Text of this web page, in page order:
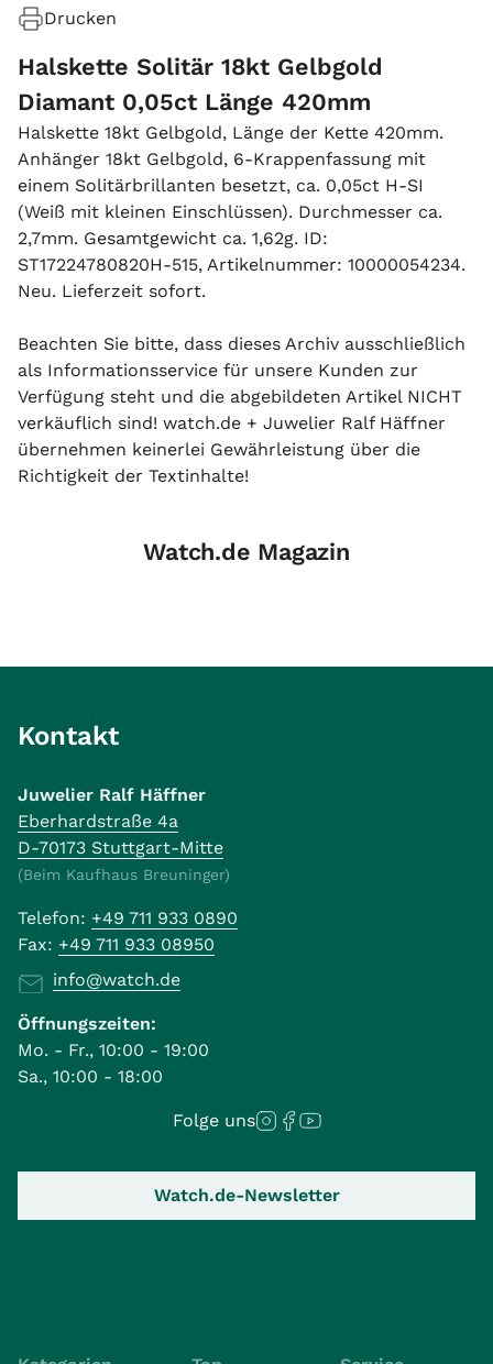
Drucken
Halskette Solitär 18kt Gelbgold
Diamant 0,05ct Länge 420mm
Halskette 18kt Gelbgold, Länge der Kette 420mm.
Anhänger 18kt Gelbgold, 6-Krappenfassung mit
einem Solitärbrillanten besetzt, ca. 0,05ct H-SI
(Weiß mit kleinen Einschlüssen). Durchmesser ca.
2,7mm. Gesamtgewicht ca. 1,62g. ID:
ST17224780820H-515, Artikelnummer: 10000054234.
Neu. Lieferzeit sofort.
Beachten Sie bitte, dass dieses Archiv ausschließlich
als Informationsservice für unsere Kunden zur
Verfügung steht und die abgebildeten Artikel NICHT
verkäuflich sind! watch.de + Juwelier Ralf Häffner
übernehmen keinerlei Gewährleistung über die
Richtigkeit der Textinhalte!
Watch.de Magazin
Kontakt
Juwelier Ralf Häffner
Eberhardstraße 4a
D-70173 Stuttgart-Mitte
(Beim Kaufhaus Breuninger)
Telefon: +49 711 933 0890
Fax: +49 711 933 08950
info@watch.de
Öffnungszeiten:
Mo. - Fr., 10:00 - 19:00
Sa., 10:00 - 18:00
Folge uns
Watch.de-Newsletter